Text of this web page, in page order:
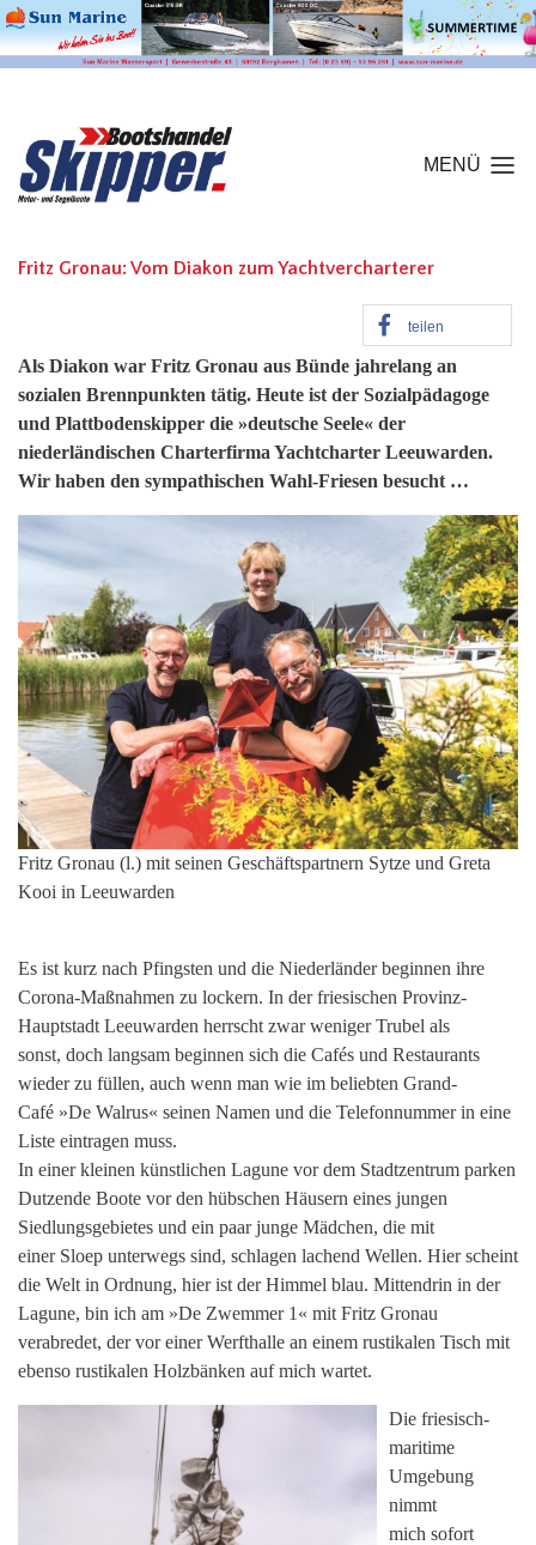
MENÜ
Fritz Gronau: Vom Diakon zum Yachtvercharterer
teilen
Als Diakon war Fritz Gronau aus Bünde jahrelang an
sozialen Brennpunkten tätig. Heute ist der Sozialpädagoge
und Plattbodenskipper die »deutsche Seele« der
niederländischen Charterfirma Yachtcharter Leeuwarden.
Wir haben den sympathischen Wahl-Friesen besucht …
Fritz Gronau (l.) mit seinen Geschäftspartnern Sytze und Greta
Kooi in Leeuwarden
Es ist kurz nach Pfingsten und die Niederländer beginnen ihre
Corona-Maßnahmen zu lockern. In der friesischen Provinz-
Hauptstadt Leeuwarden herrscht zwar weniger Trubel als
sonst, doch langsam beginnen sich die Cafés und Restaurants
wieder zu füllen, auch wenn man wie im beliebten Grand-
Café »De Walrus« seinen Namen und die Telefonnummer in eine
Liste eintragen muss.
In einer kleinen künstlichen Lagune vor dem Stadtzentrum parken
Dutzende Boote vor den hübschen Häusern eines jungen
Siedlungsgebietes und ein paar junge Mädchen, die mit
einer Sloep unterwegs sind, schlagen lachend Wellen. Hier scheint
die Welt in Ordnung, hier ist der Himmel blau. Mittendrin in der
Lagune, bin ich am »De Zwemmer 1« mit Fritz Gronau
verabredet, der vor einer Werfthalle an einem rustikalen Tisch mit
ebenso rustikalen Holzbänken auf mich wartet.
Die friesisch-
maritime
Umgebung
nimmt
mich sofort